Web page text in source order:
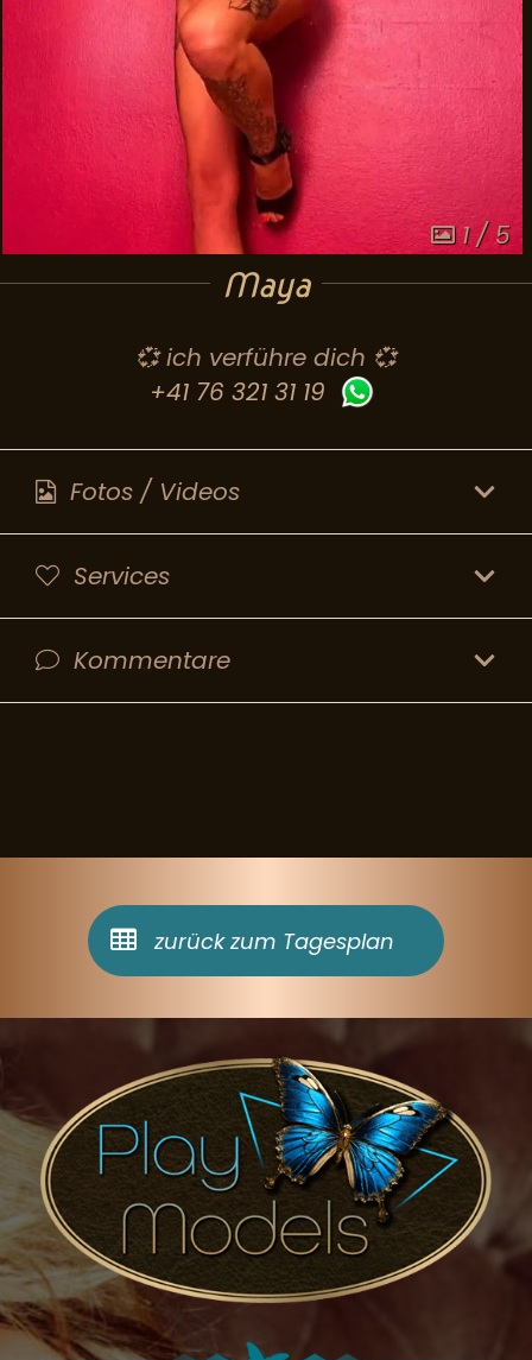
1 / 5
Maya
💞 ich verführe dich 💞
+41 76 321 31 19
Fotos / Videos
Services
Kommentare
zurück zum Tagesplan